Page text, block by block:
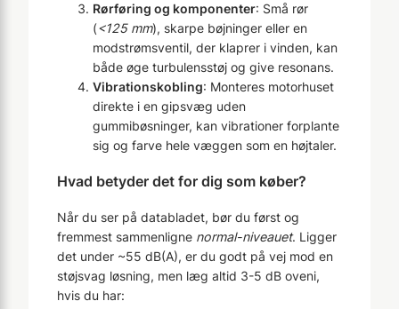
Rørføring og komponenter: Små rør
(<125 mm), skarpe bøjninger eller en
modstrømsventil, der klaprer i vinden, kan
både øge turbulensstøj og give resonans.
Vibrationskobling: Monteres motorhuset
direkte i en gipsvæg uden
gummibøsninger, kan vibrationer forplante
sig og farve hele væggen som en højtaler.
Hvad betyder det for dig som køber?
Når du ser på databladet, bør du først og
fremmest sammenligne normal-niveauet. Ligger
det under ~55 dB(A), er du godt på vej mod en
støjsvag løsning, men læg altid 3-5 dB oveni,
hvis du har: